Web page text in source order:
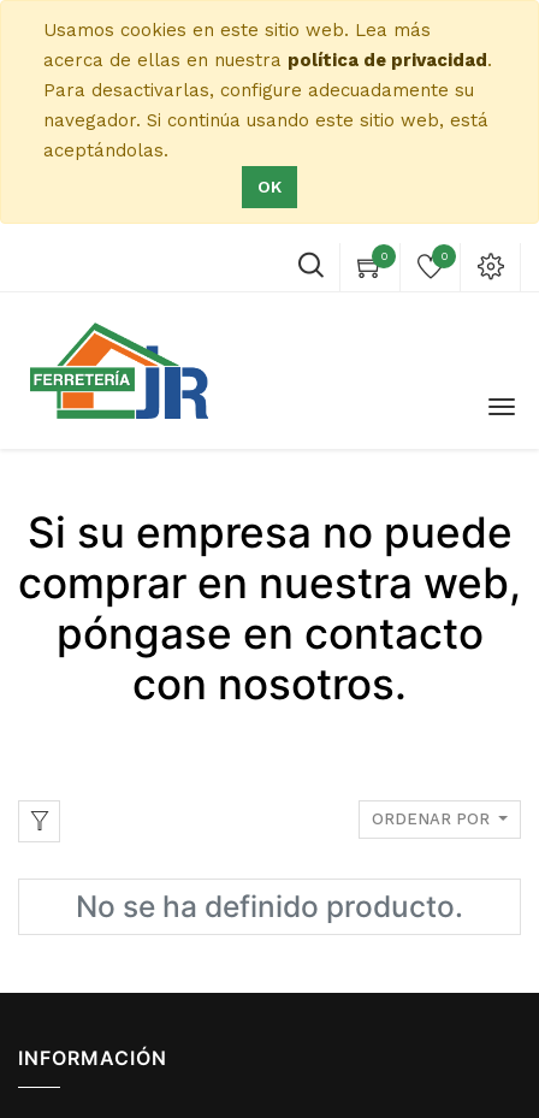
Usamos cookies en este sitio web. Lea más
acerca de ellas en nuestra política de privacidad.
Para desactivarlas, configure adecuadamente su
navegador. Si continúa usando este sitio web, está
aceptándolas.
OK
0 0
Si su empresa no puede
comprar en nuestra web,
póngase en contacto
con nosotros.
ORDENAR POR
No se ha definido producto.
INFORMACIÓN